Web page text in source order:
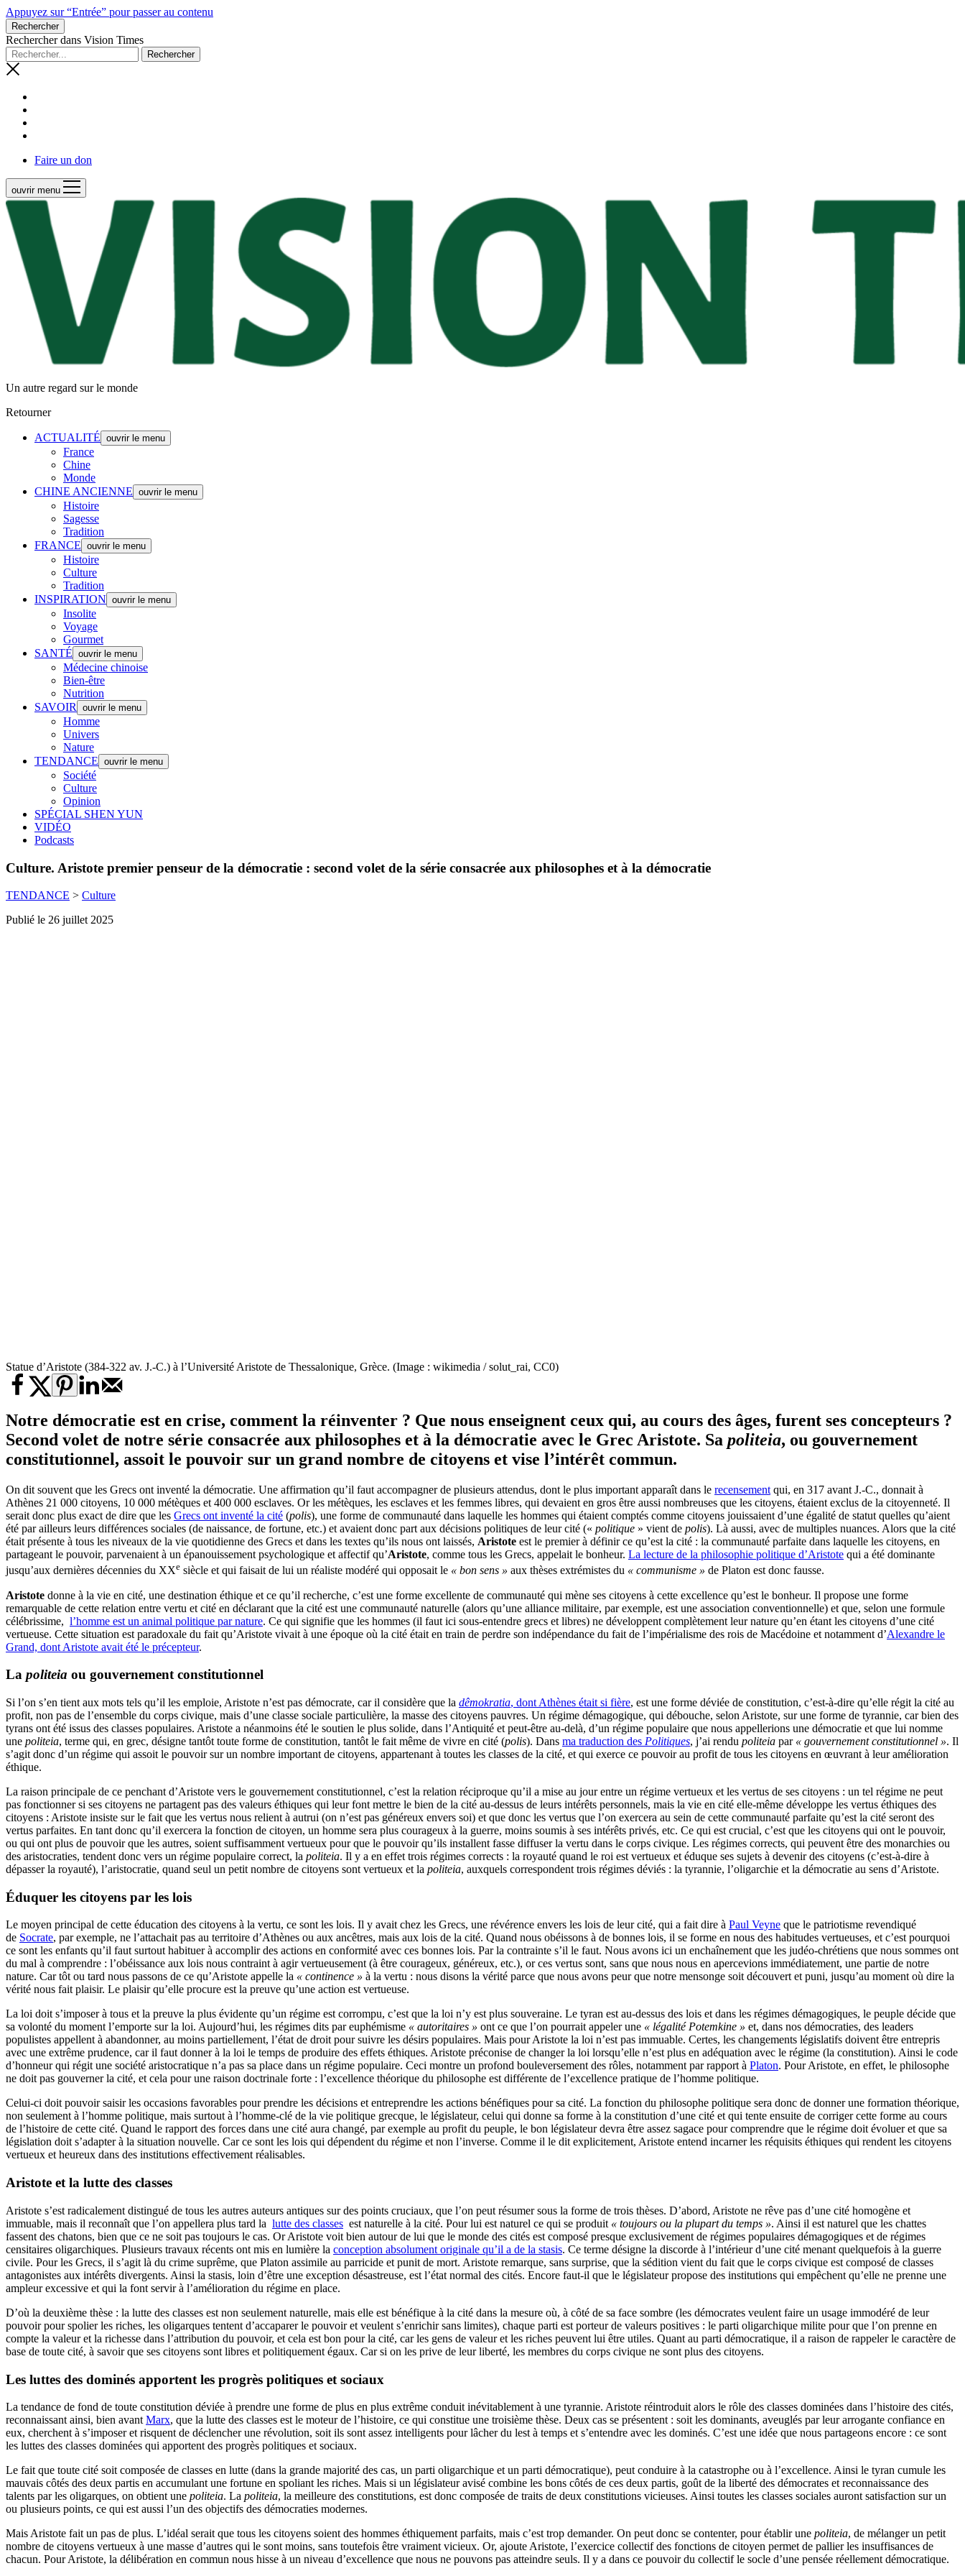
Appuyez sur “Entrée” pour passer au contenu
Rechercher
Rechercher dans Vision Times
Faire un don
ouvrir menu
Un autre regard sur le monde
Retourner
ACTUALITÉ ouvrir le menu
France
Chine
Monde
CHINE ANCIENNE ouvrir le menu
Histoire
Sagesse
Tradition
FRANCE ouvrir le menu
Histoire
Culture
Tradition
INSPIRATION ouvrir le menu
Insolite
Voyage
Gourmet
SANTÉ ouvrir le menu
Médecine chinoise
Bien-être
Nutrition
SAVOIR
ouvrir le menu
Homme
Univers
Nature
TENDANCE ouvrir le menu
Société
Culture
Opinion
SPÉCIAL SHEN YUN
VIDÉO
Podcasts
Culture. Aristote premier penseur de la démocratie : second volet de la série consacrée aux philosophes et à la démocratie
TENDANCE > Culture
Publié le 26 juillet 2025
Statue d’Aristote (384-322 av. J.-C.) à l’Université Aristote de Thessalonique, Grèce. (Image : wikimedia / solut_rai, CC0)
Notre démocratie est en crise, comment la réinventer ? Que nous enseignent ceux qui, au cours des âges, furent ses concepteurs ?
Second volet de notre série consacrée aux philosophes et à la démocratie avec le Grec Aristote. Sa politeia, ou gouvernement
constitutionnel, assoit le pouvoir sur un grand nombre de citoyens et vise l’intérêt commun.
On dit souvent que les Grecs ont inventé la démocratie. Une affirmation qu’il faut accompagner de plusieurs attendus, dont le plus important apparaît dans le recensement qui, en 317 avant J.-C., donnait à
Athènes 21 000 citoyens, 10 000 métèques et 400 000 esclaves. Or les métèques, les esclaves et les femmes libres, qui devaient en gros être aussi nombreuses que les citoyens, étaient exclus de la citoyenneté. Il
serait donc plus exact de dire que les Grecs ont inventé la cité (polis), une forme de communauté dans laquelle les hommes qui étaient comptés comme citoyens jouissaient d’une égalité de statut quelles qu’aient
été par ailleurs leurs différences sociales (de naissance, de fortune, etc.) et avaient donc part aux décisions politiques de leur cité (« politique » vient de polis). Là aussi, avec de multiples nuances. Alors que la cité
était présente à tous les niveaux de la vie quotidienne des Grecs et dans les textes qu’ils nous ont laissés, Aristote est le premier à définir ce qu’est la cité : la communauté parfaite dans laquelle les citoyens, en
partageant le pouvoir, parvenaient à un épanouissement psychologique et affectif qu’Aristote, comme tous les Grecs, appelait le bonheur. La lecture de la philosophie politique d’Aristote qui a été dominante
jusqu’aux dernières décennies du XXe siècle et qui faisait de lui un réaliste modéré qui opposait le « bon sens » aux thèses extrémistes du « communisme » de Platon est donc fausse.
Aristote donne à la vie en cité, une destination éthique et ce qu’il recherche, c’est une forme excellente de communauté qui mène ses citoyens à cette excellence qu’est le bonheur. Il propose une forme
remarquable de cette relation entre vertu et cité en déclarant que la cité est une communauté naturelle (alors qu’une alliance militaire, par exemple, est une association conventionnelle) et que, selon une formule
célébrissime, l’homme est un animal politique par nature. Ce qui signifie que les hommes (il faut ici sous-entendre grecs et libres) ne développent complètement leur nature qu’en étant les citoyens d’une cité
vertueuse. Cette situation est paradoxale du fait qu’Aristote vivait à une époque où la cité était en train de perdre son indépendance du fait de l’impérialisme des rois de Macédoine et notamment d’Alexandre le
Grand, dont Aristote avait été le précepteur.
La politeia ou gouvernement constitutionnel
Si l’on s’en tient aux mots tels qu’il les emploie, Aristote n’est pas démocrate, car il considère que la dêmokratia, dont Athènes était si fière, est une forme déviée de constitution, c’est-à-dire qu’elle régit la cité au
profit, non pas de l’ensemble du corps civique, mais d’une classe sociale particulière, la masse des citoyens pauvres. Un régime démagogique, qui débouche, selon Aristote, sur une forme de tyrannie, car bien des
tyrans ont été issus des classes populaires. Aristote a néanmoins été le soutien le plus solide, dans l’Antiquité et peut-être au-delà, d’un régime populaire que nous appellerions une démocratie et que lui nomme
une politeia, terme qui, en grec, désigne tantôt toute forme de constitution, tantôt le fait même de vivre en cité (polis). Dans ma traduction des Politiques, j’ai rendu politeia par « gouvernement constitutionnel ». Il
s’agit donc d’un régime qui assoit le pouvoir sur un nombre important de citoyens, appartenant à toutes les classes de la cité, et qui exerce ce pouvoir au profit de tous les citoyens en œuvrant à leur amélioration
éthique.
La raison principale de ce penchant d’Aristote vers le gouvernement constitutionnel, c’est la relation réciproque qu’il a mise au jour entre un régime vertueux et les vertus de ses citoyens : un tel régime ne peut
pas fonctionner si ses citoyens ne partagent pas des valeurs éthiques qui leur font mettre le bien de la cité au-dessus de leurs intérêts personnels, mais la vie en cité elle-même développe les vertus éthiques des
citoyens : Aristote insiste sur le fait que les vertus nous relient à autrui (on n’est pas généreux envers soi) et que donc les vertus que l’on exercera au sein de cette communauté parfaite qu’est la cité seront des
vertus parfaites. En tant donc qu’il exercera la fonction de citoyen, un homme sera plus courageux à la guerre, moins soumis à ses intérêts privés, etc. Ce qui est crucial, c’est que les citoyens qui ont le pouvoir,
ou qui ont plus de pouvoir que les autres, soient suffisamment vertueux pour que le pouvoir qu’ils installent fasse diffuser la vertu dans le corps civique. Les régimes corrects, qui peuvent être des monarchies ou
des aristocraties, tendent donc vers un régime populaire correct, la politeia. Il y a en effet trois régimes corrects : la royauté quand le roi est vertueux et éduque ses sujets à devenir des citoyens (c’est-à-dire à
dépasser la royauté), l’aristocratie, quand seul un petit nombre de citoyens sont vertueux et la politeia, auxquels correspondent trois régimes déviés : la tyrannie, l’oligarchie et la démocratie au sens d’Aristote.
Éduquer les citoyens par les lois
Le moyen principal de cette éducation des citoyens à la vertu, ce sont les lois. Il y avait chez les Grecs, une révérence envers les lois de leur cité, qui a fait dire à Paul Veyne que le patriotisme revendiqué
de Socrate, par exemple, ne l’attachait pas au territoire d’Athènes ou aux ancêtres, mais aux lois de la cité. Quand nous obéissons à de bonnes lois, il se forme en nous des habitudes vertueuses, et c’est pourquoi
ce sont les enfants qu’il faut surtout habituer à accomplir des actions en conformité avec ces bonnes lois. Par la contrainte s’il le faut. Nous avons ici un enchaînement que les judéo-chrétiens que nous sommes ont
du mal à comprendre : l’obéissance aux lois nous contraint à agir vertueusement (à être courageux, généreux, etc.), or ces vertus sont, sans que nous nous en apercevions immédiatement, une partie de notre
nature. Car tôt ou tard nous passons de ce qu’Aristote appelle la « continence » à la vertu : nous disons la vérité parce que nous avons peur que notre mensonge soit découvert et puni, jusqu’au moment où dire la
vérité nous fait plaisir. Le plaisir qu’elle procure est la preuve qu’une action est vertueuse.
La loi doit s’imposer à tous et la preuve la plus évidente qu’un régime est corrompu, c’est que la loi n’y est plus souveraine. Le tyran est au-dessus des lois et dans les régimes démagogiques, le peuple décide que
sa volonté du moment l’emporte sur la loi. Aujourd’hui, les régimes dits par euphémisme « autoritaires » ont ce que l’on pourrait appeler une « légalité Potemkine » et, dans nos démocraties, des leaders
populistes appellent à abandonner, au moins partiellement, l’état de droit pour suivre les désirs populaires. Mais pour Aristote la loi n’est pas immuable. Certes, les changements législatifs doivent être entrepris
avec une extrême prudence, car il faut donner à la loi le temps de produire des effets éthiques. Aristote préconise de changer la loi lorsqu’elle n’est plus en adéquation avec le régime (la constitution). Ainsi le code
d’honneur qui régit une société aristocratique n’a pas sa place dans un régime populaire. Ceci montre un profond bouleversement des rôles, notamment par rapport à Platon. Pour Aristote, en effet, le philosophe
ne doit pas gouverner la cité, et cela pour une raison doctrinale forte : l’excellence théorique du philosophe est différente de l’excellence pratique de l’homme politique.
Celui-ci doit pouvoir saisir les occasions favorables pour prendre les décisions et entreprendre les actions bénéfiques pour sa cité. La fonction du philosophe politique sera donc de donner une formation théorique,
non seulement à l’homme politique, mais surtout à l’homme-clé de la vie politique grecque, le législateur, celui qui donne sa forme à la constitution d’une cité et qui tente ensuite de corriger cette forme au cours
de l’histoire de cette cité. Quand le rapport des forces dans une cité aura changé, par exemple au profit du peuple, le bon législateur devra être assez sagace pour comprendre que le régime doit évoluer et que sa
législation doit s’adapter à la situation nouvelle. Car ce sont les lois qui dépendent du régime et non l’inverse. Comme il le dit explicitement, Aristote entend incarner les réquisits éthiques qui rendent les citoyens
vertueux et heureux dans des institutions effectivement réalisables.
Aristote et la lutte des classes
Aristote s’est radicalement distingué de tous les autres auteurs antiques sur des points cruciaux, que l’on peut résumer sous la forme de trois thèses. D’abord, Aristote ne rêve pas d’une cité homogène et
immuable, mais il reconnaît que l’on appellera plus tard la lutte des classes est naturelle à la cité. Pour lui est naturel ce qui se produit « toujours ou la plupart du temps ». Ainsi il est naturel que les chattes
fassent des chatons, bien que ce ne soit pas toujours le cas. Or Aristote voit bien autour de lui que le monde des cités est composé presque exclusivement de régimes populaires démagogiques et de régimes
censitaires oligarchiques. Plusieurs travaux récents ont mis en lumière la conception absolument originale qu’il a de la stasis. Ce terme désigne la discorde à l’intérieur d’une cité menant quelquefois à la guerre
civile. Pour les Grecs, il s’agit là du crime suprême, que Platon assimile au parricide et punit de mort. Aristote remarque, sans surprise, que la sédition vient du fait que le corps civique est composé de classes
antagonistes aux intérêts divergents. Ainsi la stasis, loin d’être une exception désastreuse, est l’état normal des cités. Encore faut-il que le législateur propose des institutions qui empêchent qu’elle ne prenne une
ampleur excessive et qui la font servir à l’amélioration du régime en place.
D’où la deuxième thèse : la lutte des classes est non seulement naturelle, mais elle est bénéfique à la cité dans la mesure où, à côté de sa face sombre (les démocrates veulent faire un usage immodéré de leur
pouvoir pour spolier les riches, les oligarques tentent d’accaparer le pouvoir et veulent s’enrichir sans limites), chaque parti est porteur de valeurs positives : le parti oligarchique milite pour que l’on prenne en
compte la valeur et la richesse dans l’attribution du pouvoir, et cela est bon pour la cité, car les gens de valeur et les riches peuvent lui être utiles. Quant au parti démocratique, il a raison de rappeler le caractère de
base de toute cité, à savoir que ses citoyens sont libres et politiquement égaux. Car si on les prive de leur liberté, les membres du corps civique ne sont plus des citoyens.
Les luttes des dominés apportent les progrès politiques et sociaux
La tendance de fond de toute constitution déviée à prendre une forme de plus en plus extrême conduit inévitablement à une tyrannie. Aristote réintroduit alors le rôle des classes dominées dans l’histoire des cités,
reconnaissant ainsi, bien avant Marx, que la lutte des classes est le moteur de l’histoire, ce qui constitue une troisième thèse. Deux cas se présentent : soit les dominants, aveuglés par leur arrogante confiance en
eux, cherchent à s’imposer et risquent de déclencher une révolution, soit ils sont assez intelligents pour lâcher du lest à temps et s’entendre avec les dominés. C’est une idée que nous partageons encore : ce sont
les luttes des classes dominées qui apportent des progrès politiques et sociaux.
Le fait que toute cité soit composée de classes en lutte (dans la grande majorité des cas, un parti oligarchique et un parti démocratique), peut conduire à la catastrophe ou à l’excellence. Ainsi le tyran cumule les
mauvais côtés des deux partis en accumulant une fortune en spoliant les riches. Mais si un législateur avisé combine les bons côtés de ces deux partis, goût de la liberté des démocrates et reconnaissance des
talents par les oligarques, on obtient une politeia. La politeia, la meilleure des constitutions, est donc composée de traits de deux constitutions vicieuses. Ainsi toutes les classes sociales auront satisfaction sur un
ou plusieurs points, ce qui est aussi l’un des objectifs des démocraties modernes.
Mais Aristote fait un pas de plus. L’idéal serait que tous les citoyens soient des hommes éthiquement parfaits, mais c’est trop demander. On peut donc se contenter, pour établir une politeia, de mélanger un petit
nombre de citoyens vertueux à une masse d’autres qui le sont moins, sans toutefois être vraiment vicieux. Or, ajoute Aristote, l’exercice collectif des fonctions de citoyen permet de pallier les insuffisances de
chacun. Pour Aristote, la délibération en commun nous hisse à un niveau d’excellence que nous ne pouvons pas atteindre seuls. Il y a dans ce pouvoir du collectif le socle d’une pensée réellement démocratique.